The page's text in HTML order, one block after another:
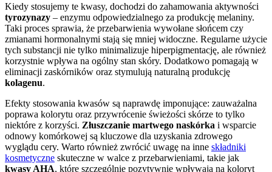
Kiedy stosujemy te kwasy, dochodzi do zahamowania aktywności
tyrozynazy – enzymu odpowiedzialnego za produkcję melaniny.
Taki proces sprawia, że przebarwienia wywołane słońcem czy
zmianami hormonalnymi stają się mniej widoczne. Regularne użycie
tych substancji nie tylko minimalizuje hiperpigmentację, ale również
korzystnie wpływa na ogólny stan skóry. Dodatkowo pomagają w
eliminacji zaskórników oraz stymulują naturalną produkcję
kolagenu.
Efekty stosowania kwasów są naprawdę imponujące: zauważalna
poprawa kolorytu oraz przywrócenie świeżości skórze to tylko
niektóre z korzyści. Złuszczanie martwego naskórka i wsparcie
odnowy komórkowej są kluczowe dla uzyskania zdrowego
wyglądu cery. Warto również zwrócić uwagę na inne składniki
kosmetyczne skuteczne w walce z przebarwieniami, takie jak
kwasy AHA, które szczególnie pozytywnie wpływają na koloryt